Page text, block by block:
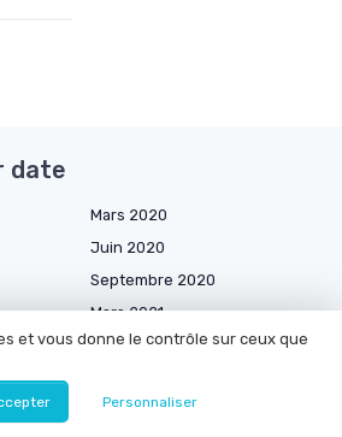
date
Mars 2020
Juin 2020
Septembre 2020
Mars 2021
Mai 2021
Septembre 2021
et vous donne le contrôle sur ceux que
Personnaliser